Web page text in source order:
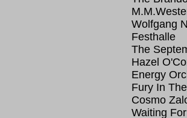
Wolfgang
Festhalle
The
Hazel
Energy
Fury In
Cosmo
Waiting